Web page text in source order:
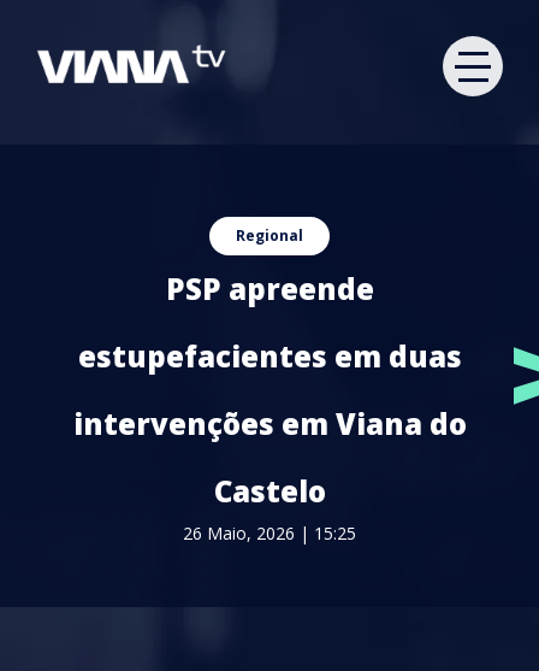
Regional
PSP apreende
estupefacientes em duas
intervenções em Viana do
Castelo
26 Maio, 2026 | 15:25